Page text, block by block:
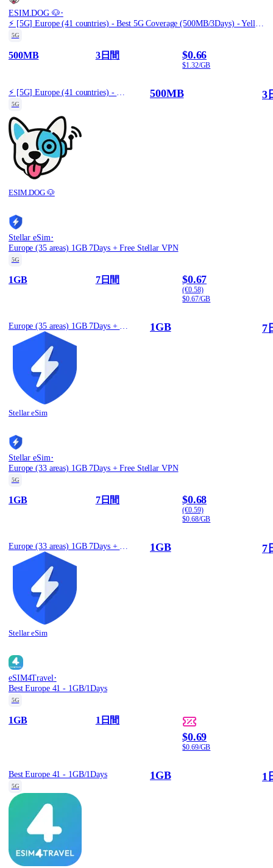
ESIM.DOG 🐶·
5G
500MB 3日間 $0.66
$1.32/GB
5G
ESIM.DOG 🐶
500MB 3
Stellar eSim·
Europe (35 areas) 1GB 7Days + Free Stellar VPN
5G
1GB 7日間 $0.67
(€0.58)
$0.67/GB
Stellar eSim
1GB 7
Stellar eSim·
Europe (33 areas) 1GB 7Days + Free Stellar VPN
5G
1GB 7日間 $0.68
(€0.59)
$0.68/GB
Stellar eSim
1GB 7
eSIM4Travel ·
Best Europe 41 - 1GB/1Days
5G
1GB 1日間
$0.69
$0.69/GB
Best Europe 41 - 1GB/1Days
5G
1GB 1